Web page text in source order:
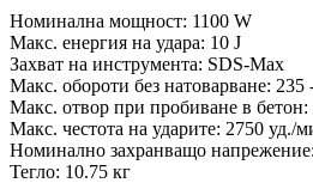
Номинална мощност: 1100 W
Макс. енергия на удара: 10 J
Захват на инструмента: SDS-Max
Макс. обороти без натоварване:
Макс. отвор при пробиване в
Макс. честота на ударите: 2750 уд./
Номинално захранващо
Тегло: 10.75 кг